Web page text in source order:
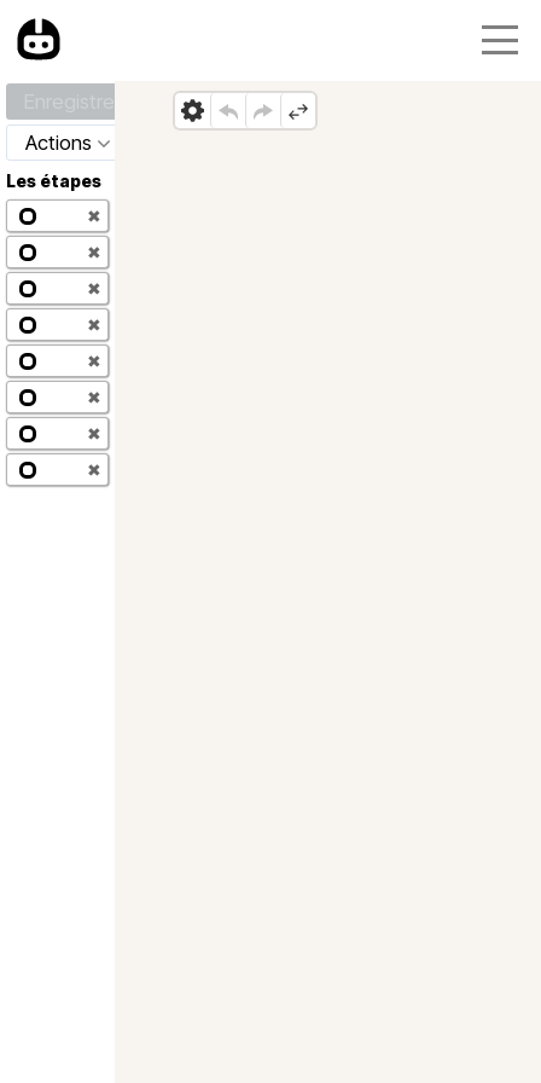
Actions
Les étapes
✖
✖
✖
✖
✖
✖
✖
✖